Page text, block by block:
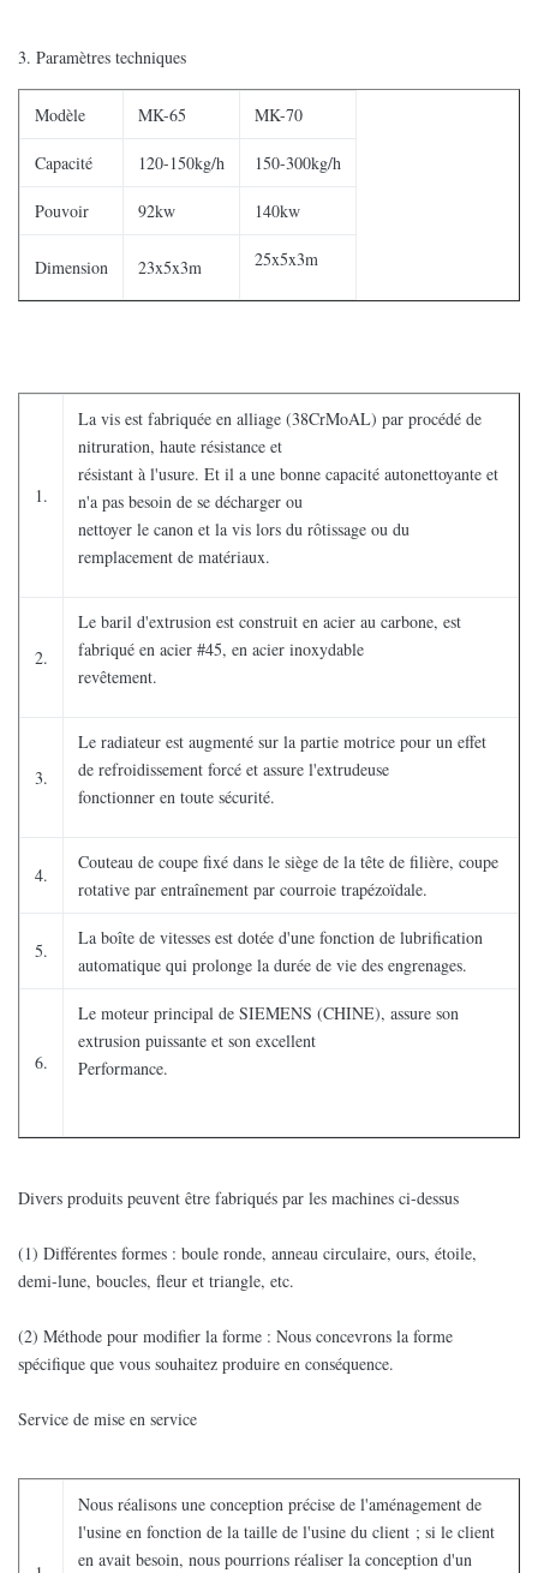
3. Paramètres techniques
Modèle MK-65 MK-70
Capacité 120-150kg/h 150-300kg/h
Pouvoir 92kw 140kw
Dimension 23x5x3m 25x5x3m
1.
La vis est fabriquée en alliage (38CrMoAL) par procédé de
nitruration, haute résistance et
résistant à l'usure. Et il a une bonne capacité autonettoyante et
n'a pas besoin de se décharger ou
nettoyer le canon et la vis lors du rôtissage ou du
remplacement de matériaux.
2.
Le baril d'extrusion est construit en acier au carbone, est
fabriqué en acier #45, en acier inoxydable
revêtement.
3.
Le radiateur est augmenté sur la partie motrice pour un effet
de refroidissement forcé et assure l'extrudeuse
fonctionner en toute sécurité.
4.
Couteau de coupe fixé dans le siège de la tête de filière, coupe
rotative par entraînement par courroie trapézoïdale.
5.
La boîte de vitesses est dotée d'une fonction de lubrification
automatique qui prolonge la durée de vie des engrenages.
6.
Le moteur principal de SIEMENS (CHINE), assure son
extrusion puissante et son excellent
Performance.
Divers produits peuvent être fabriqués par les machines ci-dessus
(1) Différentes formes : boule ronde, anneau circulaire, ours, étoile,
demi-lune, boucles, fleur et triangle, etc.
(2) Méthode pour modifier la forme : Nous concevrons la forme
spécifique que vous souhaitez produire en conséquence.
Service de mise en service
Nous réalisons une conception précise de l'aménagement de
l'usine en fonction de la taille de l'usine du client ; si le client
en avait besoin, nous pourrions réaliser la conception d'un